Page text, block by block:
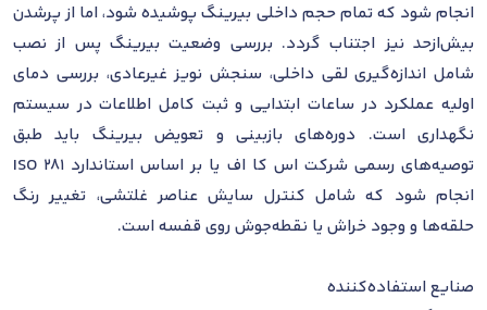
انجام شود که تمام حجم داخلی بیرینگ پوشیده شود، اما از پرشدن
بیش‌ازحد نیز اجتناب گردد. بررسی وضعیت بیرینگ پس از نصب
شامل اندازه‌گیری لقی داخلی، سنجش نویز غیرعادی، بررسی دمای
اولیه عملکرد در ساعات ابتدایی و ثبت کامل اطلاعات در سیستم
نگهداری است. دوره‌های بازبینی و تعویض بیرینگ باید طبق
توصیه‌های رسمی شرکت اس کا اف یا بر اساس استاندارد ISO 281
انجام شود که شامل کنترل سایش عناصر غلتشی، تغییر رنگ
حلقه‌ها و وجود خراش یا نقطه‌جوش روی قفسه است.
صنایع استفاده‌کننده